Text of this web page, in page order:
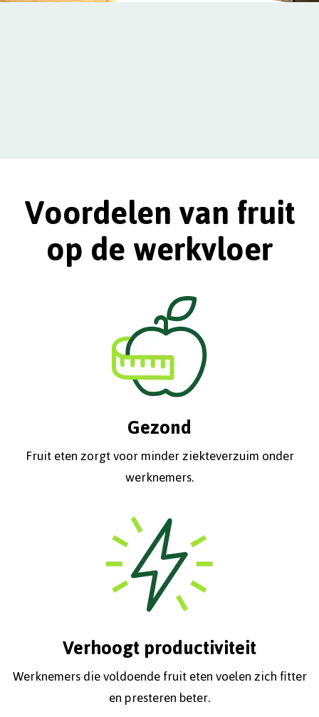
Voordelen van fruit
op de werkvloer
Gezond
Fruit eten zorgt voor minder ziekteverzuim onder
werknemers.
Verhoogt productiviteit
Werknemers die voldoende fruit eten voelen zich fitter
en presteren beter.